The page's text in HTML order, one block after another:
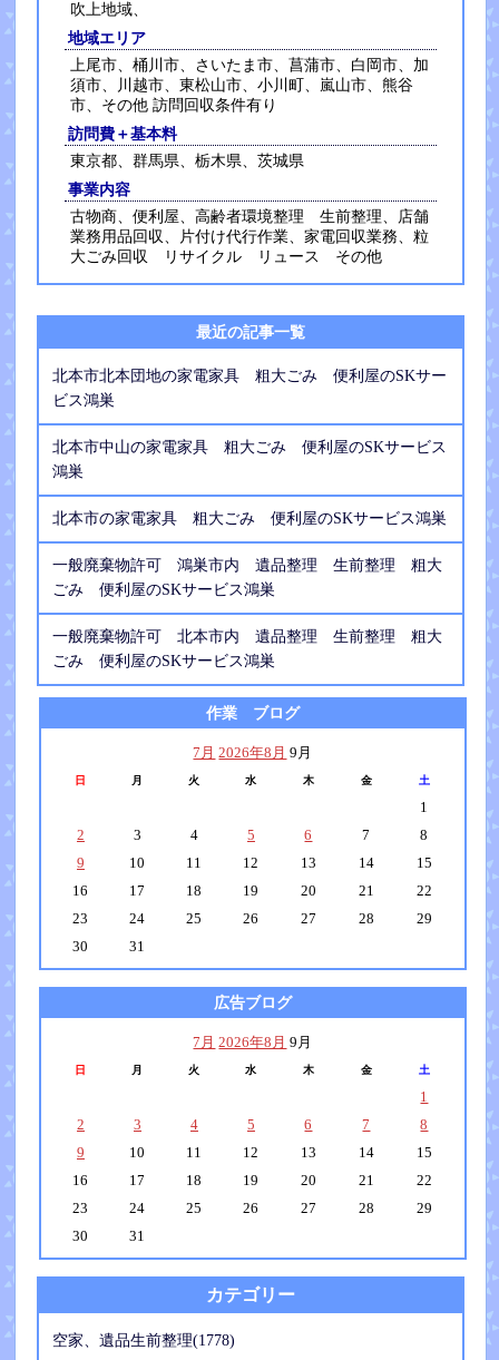
吹上地域、
地域エリア
上尾市、桶川市、さいたま市、菖蒲市、白岡市、加
須市、川越市、東松山市、小川町、嵐山市、熊谷
市、その他 訪問回収条件有り
訪問費＋基本料
東京都、群馬県、栃木県、茨城県
事業内容
古物商、便利屋、高齢者環境整理 生前整理、店舗
業務用品回収、片付け代行作業、家電回収業務、粒
大ごみ回収 リサイクル リュース その他
最近の記事一覧
北本市北本団地の家電家具 粗大ごみ 便利屋のSKサー
ビス鴻巣
北本市中山の家電家具 粗大ごみ 便利屋のSKサービス
鴻巣
北本市の家電家具 粗大ごみ 便利屋のSKサービス鴻巣
一般廃棄物許可 鴻巣市内 遺品整理 生前整理 粗大
ごみ 便利屋のSKサービス鴻巣
一般廃棄物許可 北本市内 遺品整理 生前整理 粗大
ごみ 便利屋のSKサービス鴻巣
作業 ブログ
7月 2026年8月 9月
日 月 火 水 木 金 土
1
2
3 4 5 6 7
8
9
10 11 12 13 14
15
16
17 18 19 20 21
22
23
24 25 26 27 28
29
30
31
広告ブログ
7月 2026年8月 9月
日 月 火 水 木 金 土
1
2
3 4 5 6 7
8
9
10 11 12 13 14
15
16
17 18 19 20 21
22
23
24 25 26 27 28
29
30
31
カテゴリー
空家、遺品生前整理(1778)